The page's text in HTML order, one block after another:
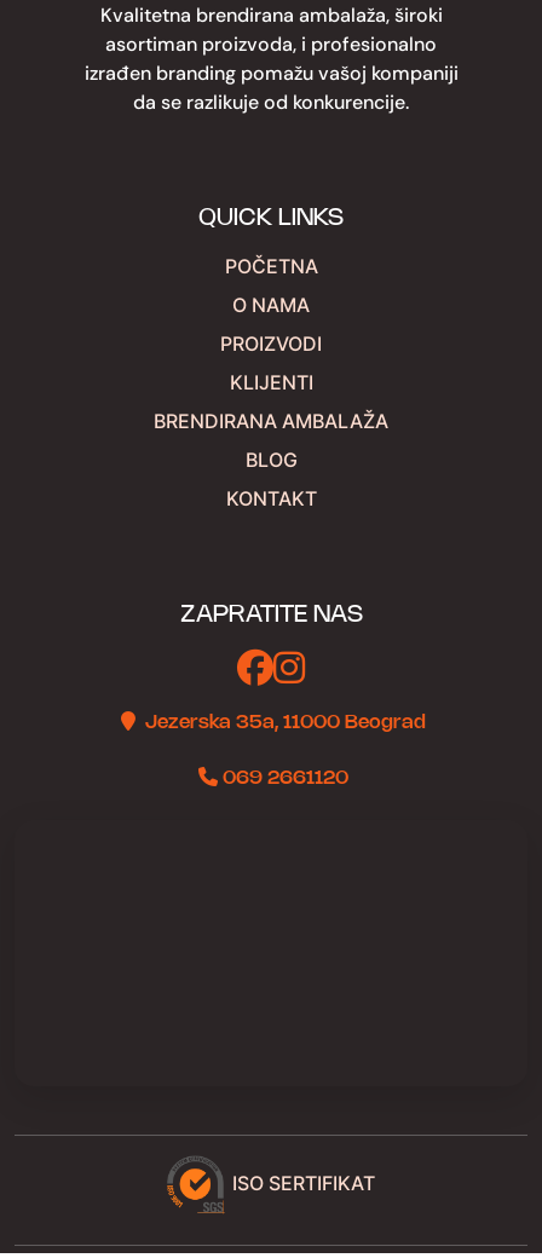
Kvalitetna brendirana ambalaža, široki
asortiman proizvoda, i profesionalno
izrađen branding pomažu vašoj kompaniji
da se razlikuje od konkurencije.
QUICK LINKS
POČETNA
O NAMA
PROIZVODI
KLIJENTI
BRENDIRANA AMBALAŽA
BLOG
KONTAKT
ZAPRATITE NAS
Jezerska 35a, 11000 Beograd
069 2661120
ISO SERTIFIKAT